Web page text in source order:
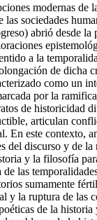
modernas de
las sociedades
abrió desde la
a la
de dicha
como un
por la
de historicidad
articulan
En este contexto,
del discurso y de la
y la filosofía
las
sumamente
y la ruptura de las
de la historia